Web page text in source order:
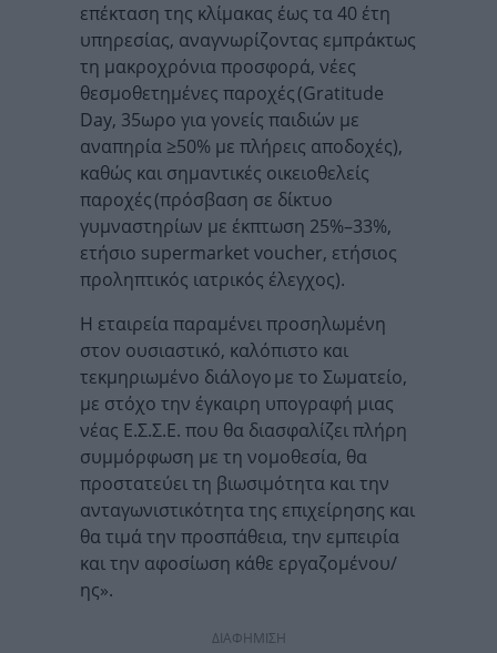
επέκταση της κλίμακας έως τα 40 έτη
υπηρεσίας, αναγνωρίζοντας εμπράκτως
τη μακροχρόνια προσφορά, νέες
θεσμοθετημένες παροχές (Gratitude
Day, 35ωρο για γονείς παιδιών με
αναπηρία ≥50% με πλήρεις αποδοχές),
καθώς και σημαντικές οικειοθελείς
παροχές (πρόσβαση σε δίκτυο
γυμναστηρίων με έκπτωση 25%–33%,
ετήσιο supermarket voucher, ετήσιος
προληπτικός ιατρικός έλεγχος).
Η εταιρεία παραμένει προσηλωμένη
στον ουσιαστικό, καλόπιστο και
τεκμηριωμένο διάλογο με το Σωματείο,
με στόχο την έγκαιρη υπογραφή μιας
νέας Ε.Σ.Σ.Ε. που θα διασφαλίζει πλήρη
συμμόρφωση με τη νομοθεσία, θα
προστατεύει τη βιωσιμότητα και την
ανταγωνιστικότητα της επιχείρησης και
θα τιμά την προσπάθεια, την εμπειρία
και την αφοσίωση κάθε εργαζομένου/
ης».
ΔΙΑΦΗΜΙΣΗ